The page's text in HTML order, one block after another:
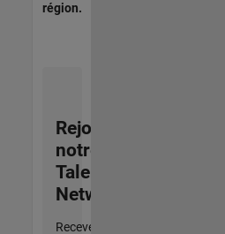
région.
Rejoignez
notre
Talent
Network
Recevez